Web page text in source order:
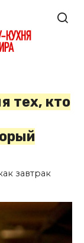
тех, кто
завтрак